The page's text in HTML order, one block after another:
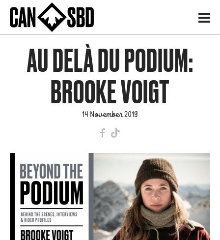
H
AU DELÀ DU PODIUM:
BROOKE VOIGT
14 November 2019
F T